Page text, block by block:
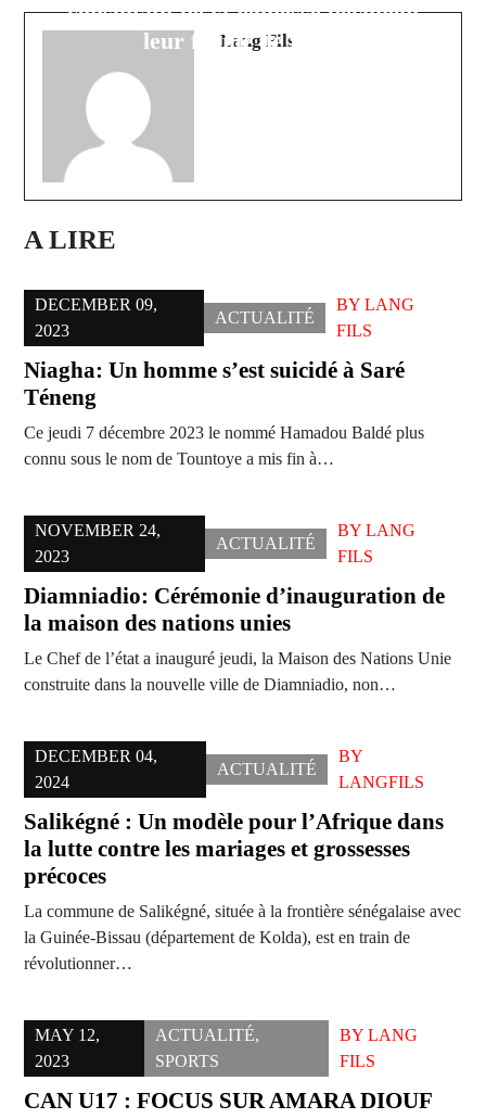
consultatif de la jeunesse déclinent
leur feuille de route
Lang Fils
A LIRE
DECEMBER 09,
2023
ACTUALITÉ
BY LANG
FILS
Niagha: Un homme s’est suicidé à Saré
Téneng
Ce jeudi 7 décembre 2023 le nommé Hamadou Baldé plus
connu sous le nom de Tountoye a mis fin à…
NOVEMBER 24,
2023
ACTUALITÉ
BY LANG
FILS
Diamniadio: Cérémonie d’inauguration de
la maison des nations unies
Le Chef de l’état a inauguré jeudi, la Maison des Nations Unie
construite dans la nouvelle ville de Diamniadio, non…
DECEMBER 04,
2024
ACTUALITÉ
BY
LANGFILS
Salikégné : Un modèle pour l’Afrique dans
la lutte contre les mariages et grossesses
précoces
La commune de Salikégné, située à la frontière sénégalaise avec
la Guinée-Bissau (département de Kolda), est en train de
révolutionner…
MAY 12,
2023
ACTUALITÉ,
SPORTS
BY LANG
FILS
CAN U17 : FOCUS SUR AMARA DIOUF